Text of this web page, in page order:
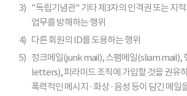
3) "독립기념관" 기타 제3자의 인격권 또는 지
업무를 방해하는 행위
4) 다른 회원의 ID를 도용하는 행위
5) 정크메일(junk mail), 스팸메일(sliam mail),
letters), 피라미드 조직에 가입할 것을 권유
폭력적인 메시지 · 화상 · 음성 등이 담긴 메일